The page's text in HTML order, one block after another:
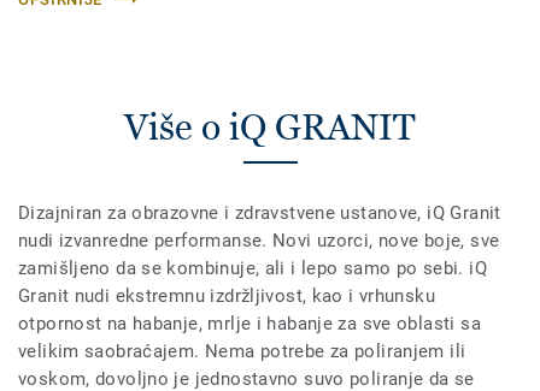
Više o iQ GRANIT
Dizajniran za obrazovne i zdravstvene ustanove, iQ Granit
nudi izvanredne performanse. Novi uzorci, nove boje, sve
zamišljeno da se kombinuje, ali i lepo samo po sebi. iQ
Granit nudi ekstremnu izdržljivost, kao i vrhunsku
otpornost na habanje, mrlje i habanje za sve oblasti sa
velikim saobraćajem. Nema potrebe za poliranjem ili
voskom, dovoljno je jednostavno suvo poliranje da se